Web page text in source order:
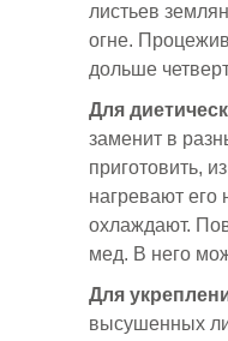
листьев
огне.
дольше
Для
заменит в
приготовить,
нагревают его
охлаждают.
мед. В него
Для
высушенных